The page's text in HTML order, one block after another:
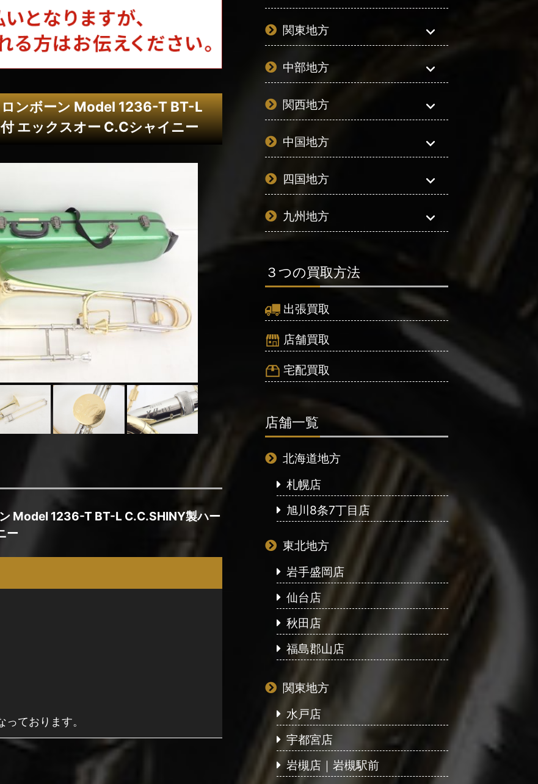
ンボーン Model 1236-T BT-L
エックスオー C.Cシャイニー
Model 1236-T BT-L C.C.SHINY製ハー
ー
ております。
関東地方
中部地方
関西地方
中国地方
四国地方
九州地方
３つの買取方法
出張買取
店舗買取
宅配買取
店舗一覧
北海道地方
札幌店
旭川8条7丁目店
東北地方
岩手盛岡店
仙台店
秋田店
福島郡山店
関東地方
水戸店
宇都宮店
岩槻店｜岩槻駅前